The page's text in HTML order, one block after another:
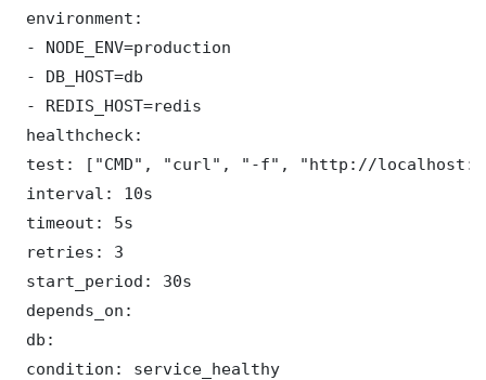
environment:
- NODE_ENV=production
- DB_HOST=db
- REDIS_HOST=redis
healthcheck:
test: ["CMD", "curl", "-f", "http://
interval: 10s
timeout: 5s
retries: 3
start_period: 30s
depends_on:
db:
condition: service_healthy